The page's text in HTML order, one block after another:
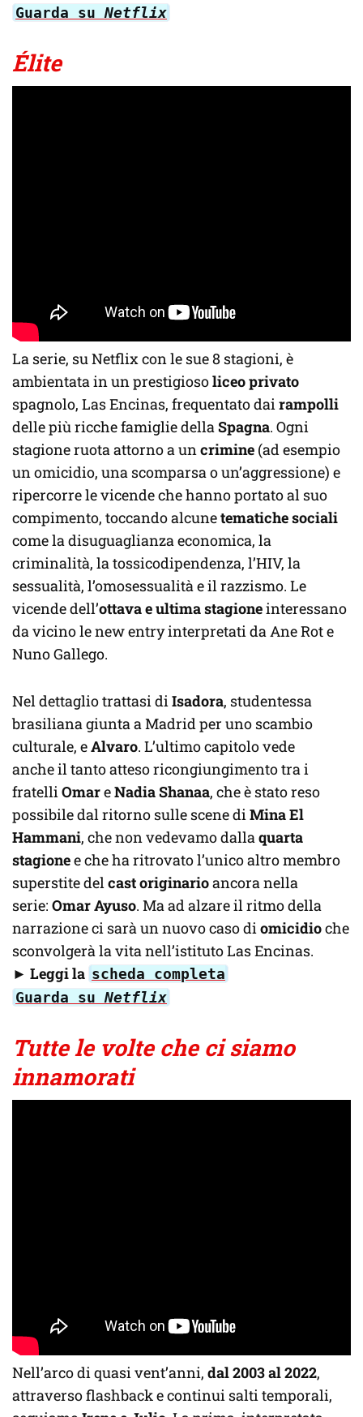
Guarda suNetflix
Élite
La serie, su Netflix con le sue 8 stagioni, è
ambientata in un prestigiosoliceo privato
spagnolo, Las Encinas, frequentato dairampolli
delle più ricche famiglie dellaSpagna. Ogni
stagione ruota attorno a uncrimine (ad esempio
un omicidio, una scomparsa o un’aggressione) e
ripercorre le vicende che hanno portato al suo
compimento, toccando alcunetematiche sociali
come la disuguaglianza economica, la
criminalità, la tossicodipendenza, l’HIV, la
sessualità, l’omosessualità e il razzismo. Le
vicende dell’ottava e ultima stagioneinteressano
da vicino le new entry interpretati da Ane Rot e
Nuno Gallego.
Nel dettaglio trattasi diIsadora, studentessa
brasiliana giunta a Madrid per uno scambio
culturale, eAlvaro. L’ultimo capitolo vede
anche il tanto atteso ricongiungimento tra i
fratelliOmareNadia Shanaa, che è stato reso
possibile dal ritorno sulle scene diMina El
Hammani, che non vedevamo dallaquarta
stagionee che ha ritrovato l’unico altro membro
superstite delcast originarioancora nella
serie: Omar Ayuso. Ma ad alzare il ritmo della
narrazione ci sarà un nuovo caso diomicidioche
sconvolgerà la vita nell’istituto Las Encinas.
► Leggi la scheda completa
Guarda suNetflix
Tutte le volte che ci siamo
innamorati
Nell’arco di quasi vent’anni, dal 2003 al 2022,
attraverso flashback e continui salti temporali,